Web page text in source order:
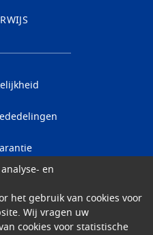
en
het gebruik van cookies voor
Wij vragen uw
cookies voor statistische